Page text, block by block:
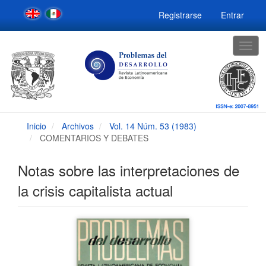
Navegación
principal
Contenido
Barra
lateral
Registrarse Entrar
Inicio Archivos
Vol. 14 Núm. 53 (1983)
COMENTARIOS Y DEBATES
Notas sobre las interpretaciones de
la crisis capitalista actual